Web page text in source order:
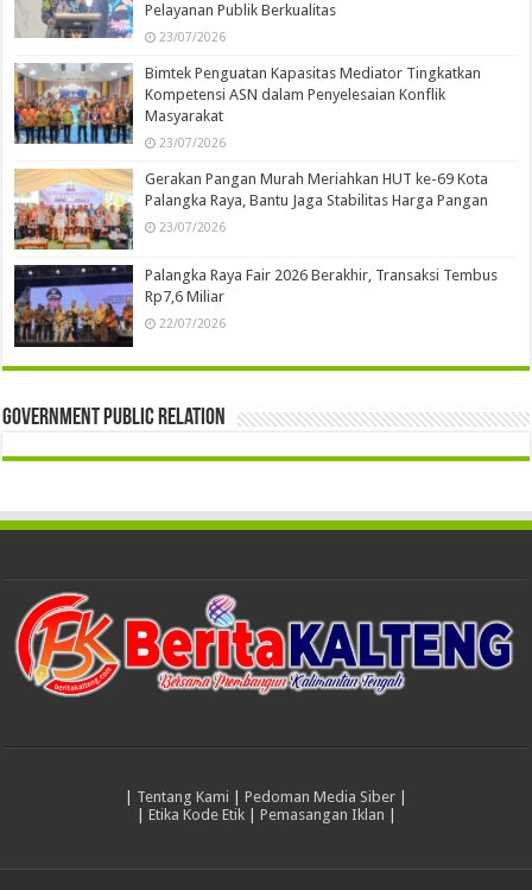
Pelayanan Publik Berkualitas
23/07/2026
Bimtek Penguatan Kapasitas Mediator Tingkatkan
Kompetensi ASN dalam Penyelesaian Konflik
Masyarakat
23/07/2026
Gerakan Pangan Murah Meriahkan HUT ke-69 Kota
Palangka Raya, Bantu Jaga Stabilitas Harga Pangan
23/07/2026
Palangka Raya Fair 2026 Berakhir, Transaksi Tembus
Rp7,6 Miliar
22/07/2026
Government Public Relation
Tentang Kami Pedoman Media Siber
Etika Kode Etik| Pemasangan Iklan